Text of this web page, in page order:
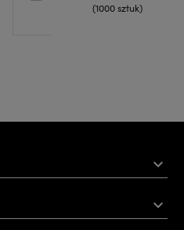
(1000 sztuk)

